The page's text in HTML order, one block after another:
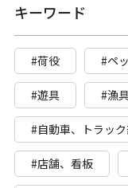
キーワード
#荷役 #ペ
#遊具 #漁
#自動車、トラッ
#店舗、看板